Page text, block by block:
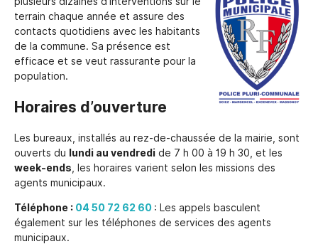
terrain chaque année et assure des
contacts quotidiens avec les habitants
de la commune. Sa présence est
efficace et se veut rassurante pour la
population.
Horaires d’ouverture
Les bureaux, installés au rez-de-chaussée de la mairie, sont
ouverts du
lundi au vendredi de 7 h 00 à 19 h 30, et les
week-ends , les horaires varient selon les missions des
agents municipaux.
Téléphone : 04 50 72 62 60 : Les appels basculent
également sur les téléphones de services des agents
municipaux.